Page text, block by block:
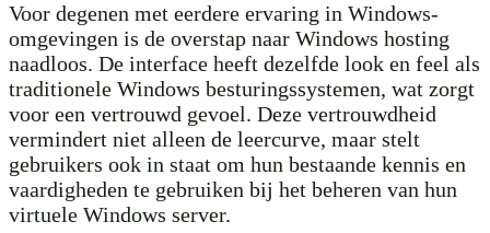
Voor degenen met eerdere ervaring in Windows-
omgevingen is de overstap naar Windows hosting
naadloos. De interface heeft dezelfde look en feel als
traditionele Windows besturingssystemen, wat zorgt
voor een vertrouwd gevoel. Deze vertrouwdheid
vermindert niet alleen de leercurve, maar stelt
gebruikers ook in staat om hun bestaande kennis en
vaardigheden te gebruiken bij het beheren van hun
virtuele Windows server.